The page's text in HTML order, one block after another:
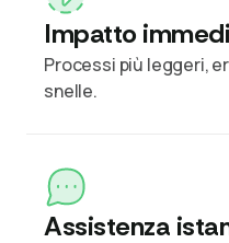
Impatto
Processi più leggeri,
snelle.
Assistenza